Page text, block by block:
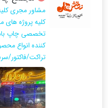
مشاور مجری
کلیه پروژه های
تخصصی چاپ
کننده انواع
تراکت/